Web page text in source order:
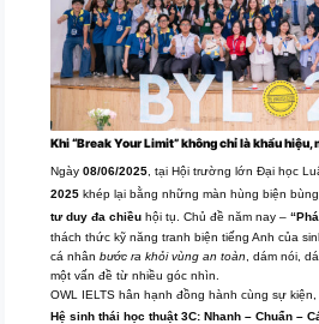
Khi “Break Your Limit” không chỉ là khẩu
Ngày08/06/2025 , tại Hội trường lớn Đại học
2025 khép lại bằng những màn hùng biện
tư duy đa chiều hội tụ. Chủ đề năm nay –
thách thức kỹ năng tranh biện tiếng Anh của
cá nhânbước ra khỏi vùng an toàn
, dám nói,
một vấn đề từ nhiều góc nhìn.
OWL IELTS hân hạnh đồng hành cùng sự
Hệ sinh thái học thuật 3C: Nhanh – Chuẩn –